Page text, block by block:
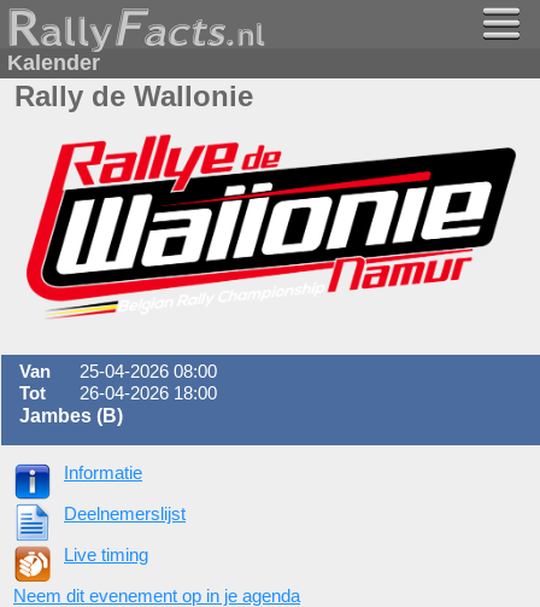
Kalender
Rally de Wallonie
Van
25-04-2026 08:00
Tot
26-04-2026 18:00
Jambes (B)
Informatie
Deelnemerslijst
Live timing
Neem dit evenement op in je agenda